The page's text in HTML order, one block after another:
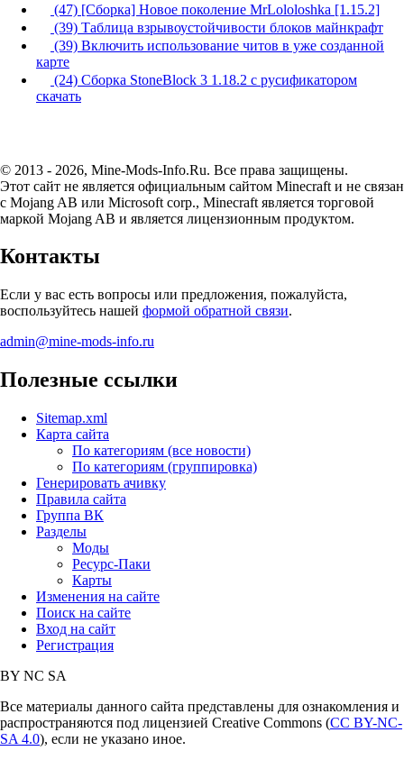
(47) [Сборка] Новое поколение MrLololoshka [1.15.2]
(39) Таблица взрывоустойчивости блоков майнкрафт
(39) Включить использование читов в уже созданной
карте
(24) Сборка StoneBlock 3 1.18.2 с русификатором
скачать
© 2013 - 2026, Mine-Mods-Info.Ru. Все права защищены.
Этот сайт не является официальным сайтом Minecraft и не связан
с Mojang AB или Microsoft corp., Minecraft является торговой
маркой Mojang AB и является лицензионным продуктом.
Контакты
Если у вас есть вопросы или предложения, пожалуйста,
воспользуйтесь нашей формой обратной связи.
admin@mine-mods-info.ru
Полезные ссылки
Sitemap.xml
Карта сайта
По категориям (все новости)
По категориям (группировка)
Генерировать ачивку
Правила сайта
Группа ВК
Разделы
Моды
Ресурс-Паки
Карты
Изменения на сайте
Поиск на сайте
Вход на сайт
Регистрация
BY NC SA
Все материалы данного сайта представлены для ознакомления и
распространяются под лицензией Creative Commons (CC BY-NC-
SA 4.0), если не указано иное.